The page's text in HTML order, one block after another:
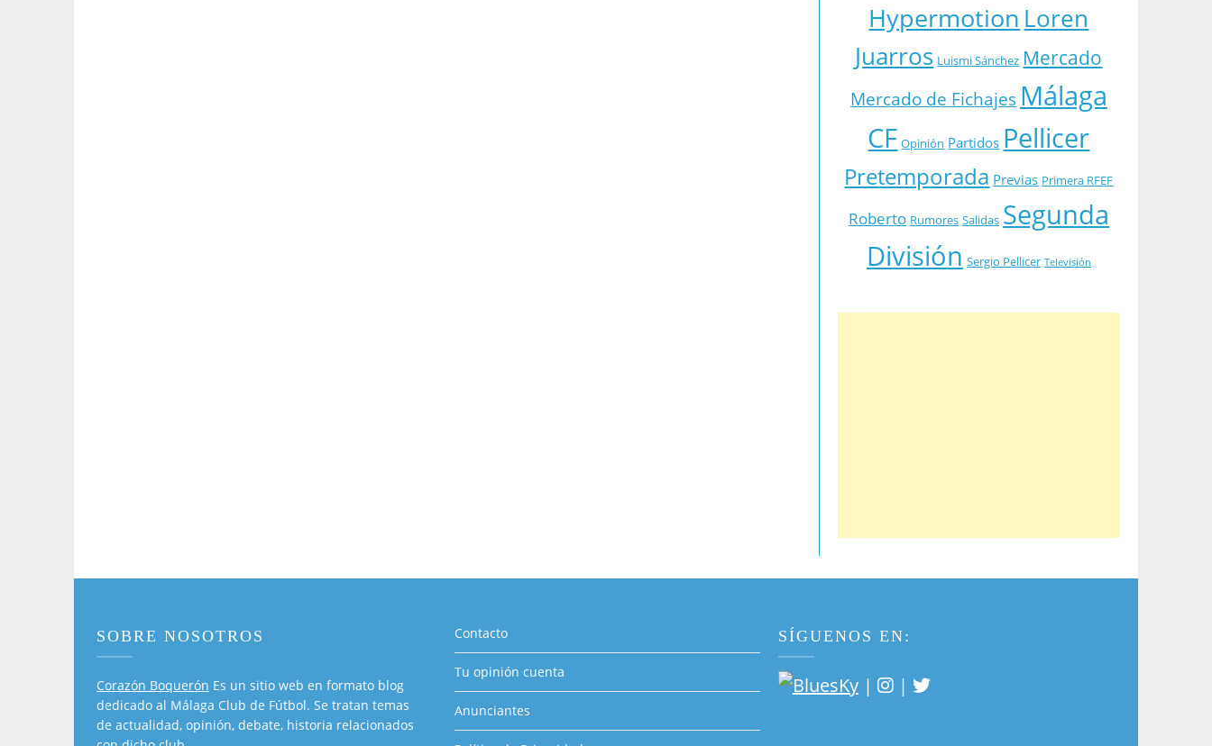
Hypermotion Loren
Juarros Luismi Sánchez Mercado
Mercado de Fichajes Málaga
CF Opinión Partidos Pellicer
Pretemporada Previas Primera RFEF
Roberto Rumores Salidas Segunda
División Sergio Pellicer Televisión
SOBRE NOSOTROS
Corazón Boquerón Es un sitio web en formato blog
dedicado al Málaga Club de Fútbol. Se tratan temas
de actualidad, opinión, debate, historia relacionados
Contacto
Tu opinión cuenta
Anunciantes
SÍGUENOS EN:
| |